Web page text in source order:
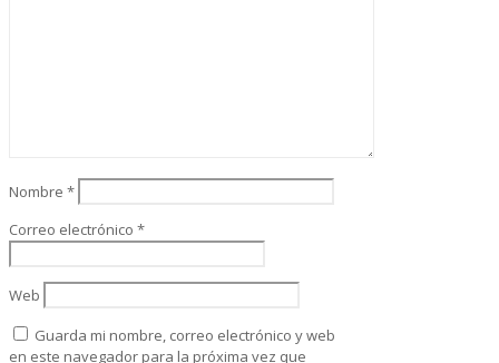
Nombre *
Correo electrónico *
Web
Guarda mi nombre, correo electrónico y web
en este navegador para la próxima vez que